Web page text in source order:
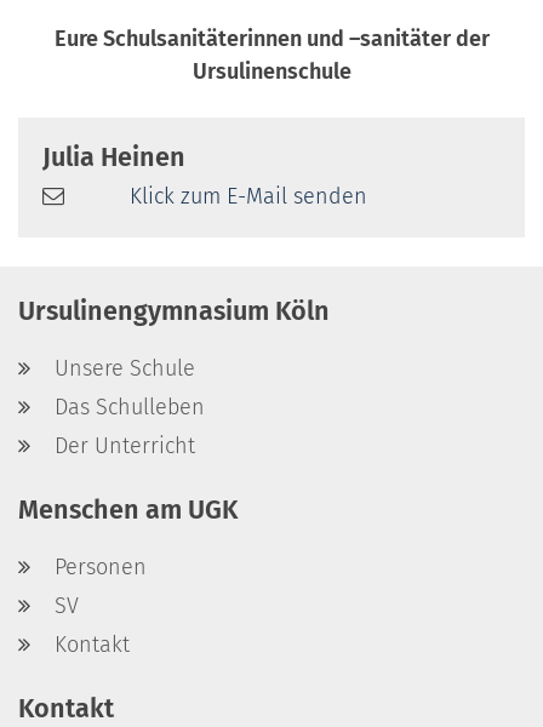
Eure Schulsanitäterinnen und –sanitäter der
Ursulinenschule
Julia Heinen
Klick zum E-Mail senden
Ursulinengymnasium Köln
Unsere Schule
Das Schulleben
Der Unterricht
Menschen am UGK
Personen
SV
Kontakt
Kontakt